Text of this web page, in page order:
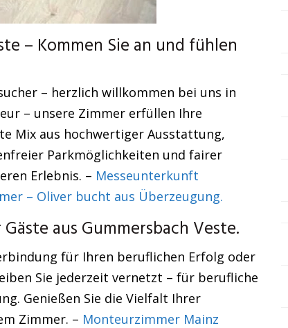
– Kommen Sie an und fühlen
– herzlich willkommen bei uns in
– unsere Zimmer erfüllen Ihre
Mix aus hochwertiger Ausstattung,
Parkmöglichkeiten und fairer
Erlebnis. – Messeunterkunft
– Oliver bucht aus Überzeugung.
aus Gummersbach Veste.
für Ihren beruflichen Erfolg oder
Sie jederzeit vernetzt – für berufliche
Genießen Sie die Vielfalt Ihrer
Zimmer. – Monteurzimmer Mainz